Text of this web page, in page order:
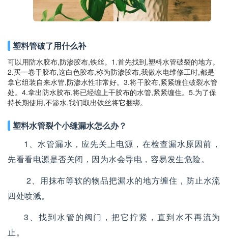
塑料管破了用什么补
可以用防水胶布,防渗胶布,铁丝。1.首先找到,塑料水管破裂的地方。
2.买一卷干胶布,这白色胶布,称为防渗胶布,我做水电维修工时,都是
拿它组装自来水管,防渗水性非常好。3.将干胶布,紧紧缠住破裂水管
处。4.拿出防水胶布,将已经缠上干胶布的水管,紧紧缠住。5.为了保
持长期使用,不渗水,我们取出铁丝将它捆绑。
塑料水管裂个小缝漏水怎么办？
1、水管漏水，应先关上电源，在检查漏水原因前，
先看看电源是否关闭，因为水会导电，容易发生危险。
2、用抹布等软的物品把漏水的地方缠住，防止水流
四处喷溅。
3、找到水管的阀门，把它拧紧，直到水不再流为
止。